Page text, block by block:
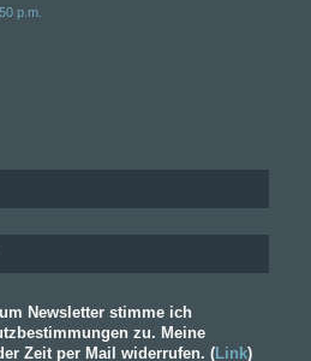
p.m.
Newsletter stimme ich
zu. Meine
Zeit per Mail widerrufen. (Link)